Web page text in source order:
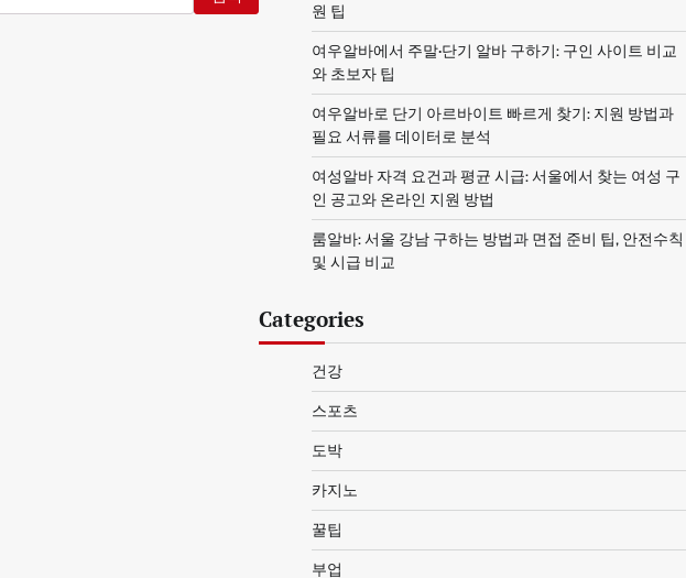
원 팁
여우알바에서 주말·단기 알바 구하기: 구인 사이트 비교
와 초보자 팁
여우알바로 단기 아르바이트 빠르게 찾기: 지원 방법과
필요 서류를 데이터로 분석
여성알바 자격 요건과 평균 시급: 서울에서 찾는 여성 구
인 공고와 온라인 지원 방법
룸알바: 서울 강남 구하는 방법과 면접 준비 팁, 안전수칙
및 시급 비교
Categories
건강
스포츠
도박
카지노
꿀팁
부업